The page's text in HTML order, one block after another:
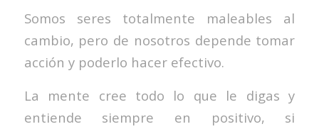
Somos seres totalmente maleables al
cambio, pero de nosotros depende tomar
acción y poderlo hacer efectivo.
La mente cree todo lo que le digas y
entiende siempre en positivo, si